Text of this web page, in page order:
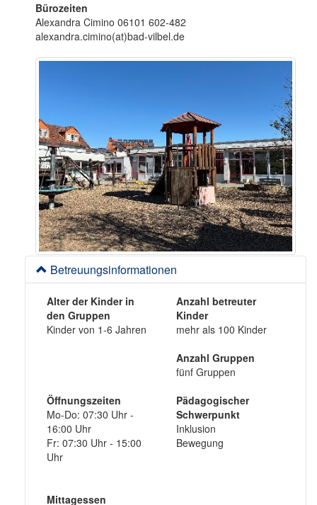
Bürozeiten
Alexandra Cimino 06101 602-482
alexandra.cimino(at)bad-vilbel.de
Betreuungsinformationen
Alter der Kinder in
den Gruppen
Kinder von 1-6 Jahren
Anzahl betreuter
Kinder
mehr als 100 Kinder
Anzahl Gruppen
fünf Gruppen
Öffnungszeiten
Mo-Do: 07:30 Uhr -
16:00 Uhr
Fr: 07:30 Uhr - 15:00
Uhr
Mittagessen
Pädagogischer
Schwerpunkt
Inklusion
Bewegung